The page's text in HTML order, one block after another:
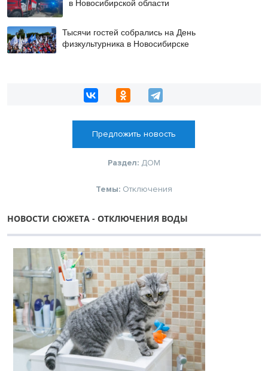
в Новосибирской области
Тысячи гостей собрались на День
физкультурника в Новосибирске
Предложить новость
Раздел: ДОМ
Темы: Отключения
НОВОСТИ СЮЖЕТА - ОТКЛЮЧЕНИЯ ВОДЫ